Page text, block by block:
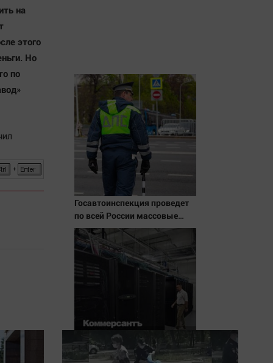
на
этого
Но
по
Госавтоинспекция проведет
по всей России массовые
рейды с 10 августа
Стойки в полный рост